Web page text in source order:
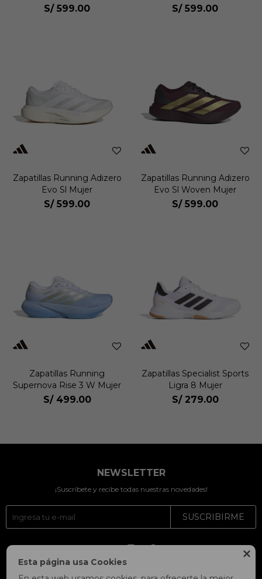

Esta página usa Cookies
S/ 599.00 S/ 599.00
Zapatillas Running Adizero
Evo Sl Mujer
S/ 599.00
Zapatillas Running Adizero
Evo Sl Woven Mujer
S/ 599.00
Zapatillas Running
Supernova Rise 3 W Mujer
S/ 499.00
Zapatillas Specialist Sports
Ligra 8 Mujer
S/ 279.00
NEWSLETTER
¡Suscríbete y recibe todas nuestras novedades!
SUSCRIBIRME